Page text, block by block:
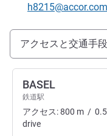
Eメール
h8215@accor.com
アクセスと交通機関
アクセスと交通手
BASEL
鉄道駅
アクセス:800 m / 0.5
drive